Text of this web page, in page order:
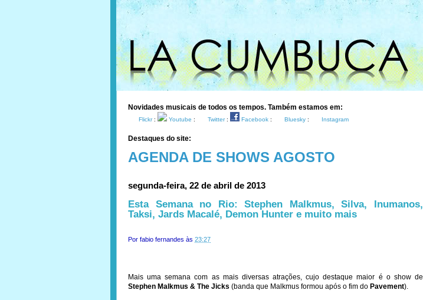
Novidades musicais de todos os tempos. Também estamos em:
Flickr: Youtube : Twitter: Facebook : Bluesky : Instagram
Destaques do site:
AGENDA DE SHOWS AGOSTO
segunda-feira, 22 de abril de 2013
Esta Semana no Rio: Stephen Malkmus, Silva, Inumanos,
Taksi, Jards Macalé, Demon Hunter e muito mais
Por fabio fernandes às 23:27
Mais uma semana com as mais diversas atrações, cujo destaque maior é o show de
Stephen Malkmus & The Jicks (banda que Malkmus formou após o fim do Pavement).